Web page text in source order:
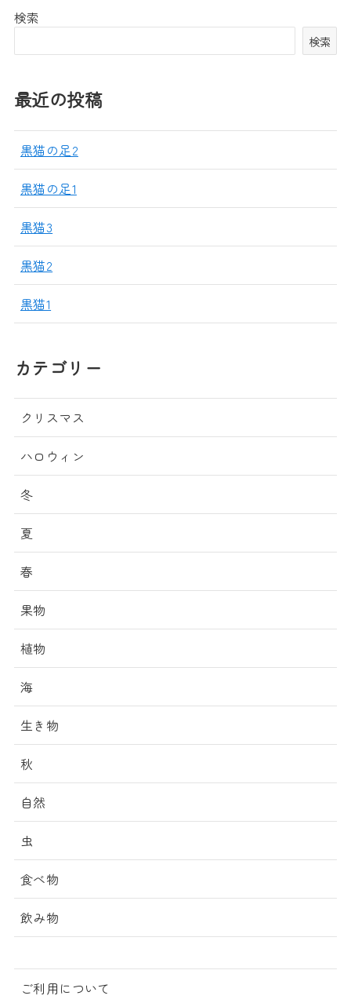
検索
検索
最近の投稿
黒猫の足2
黒猫の足1
黒猫3
黒猫2
黒猫1
カテゴリー
クリスマス
ハロウィン
冬
夏
春
果物
植物
海
生き物
秋
自然
虫
食べ物
飲み物
ご利用について